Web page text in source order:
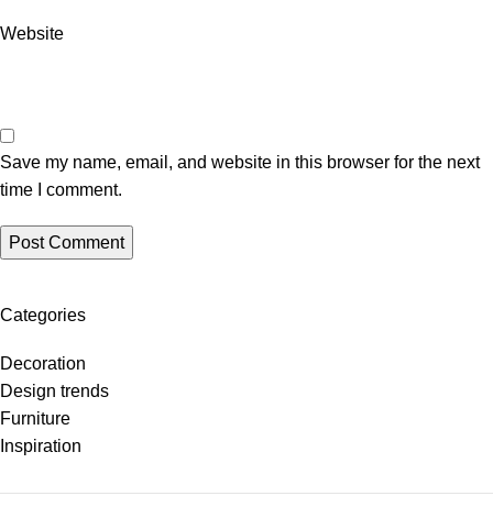
Website
Save my name, email, and website in this browser for the next
time I comment.
Categories
Decoration
Design trends
Furniture
Inspiration